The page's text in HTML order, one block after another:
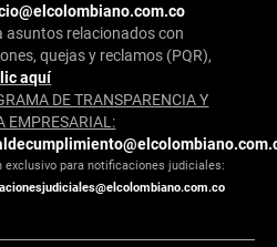
asuntos relacionados con
quejas y reclamos (PQR),
aquí
DE TRANSPARENCIA Y
EMPRESARIAL:
exclusivo para notificaciones judiciales: